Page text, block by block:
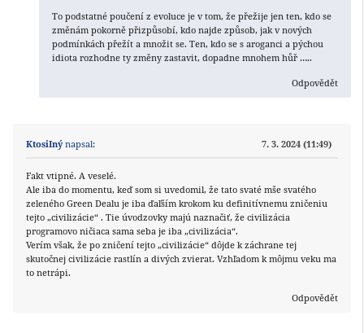
To podstatné poučení z evoluce je v tom, že přežije jen ten, kdo se
změnám pokorně přizpůsobí, kdo najde způsob, jak v nových
podmínkách přežít a množit se. Ten, kdo se s aroganci a pýchou
idiota rozhodne ty změny zastavit, dopadne mnohem hůř …..
Odpovědět
KtosiIný napsal: 7. 3. 2024 (11:49)
Fakt vtipné. A veselé.
Ale iba do momentu, keď som si uvedomil, že tato svaté mše svatého
zeleného Green Dealu je iba ďaľším krokom ku definitívnemu zničeniu
tejto „civilizácie“ . Tie úvodzovky majú naznačiť, že civilizácia
programovo ničiaca sama seba je iba „civilizácia“.
Verím však, že po zničení tejto „civilizácie“ dôjde k záchrane tej
skutočnej civilizácie rastlín a divých zvierat. Vzhľadom k môjmu veku ma
to netrápi.
Odpovědět